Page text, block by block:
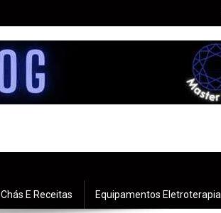
Chás E Receitas Equipamentos Eletroterapia